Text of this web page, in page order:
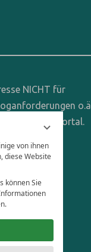
von ihnen
diese Website
können Sie
NICHT für
Online-Portal.
an die